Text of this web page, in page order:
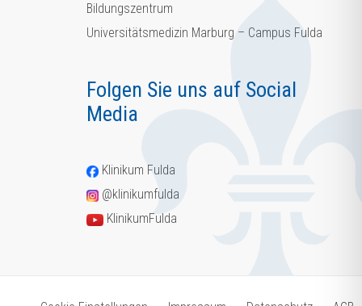
Bildungszentrum
Universitätsmedizin Marburg – Campus Fulda
Folgen Sie uns auf Social
Media
Klinikum Fulda
@klinikumfulda
KlinikumFulda